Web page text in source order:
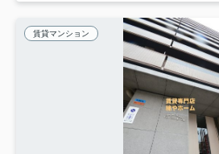
賃貸マンション